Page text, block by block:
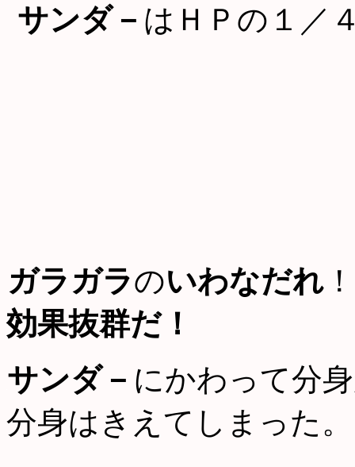
サンダ－ はＨＰの１／
ガラガラのいわなだれ ！
効果抜群だ！
サンダ－ にかわって分
分身はきえてしまった